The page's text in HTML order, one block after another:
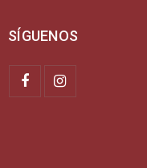
SÍGUENOS